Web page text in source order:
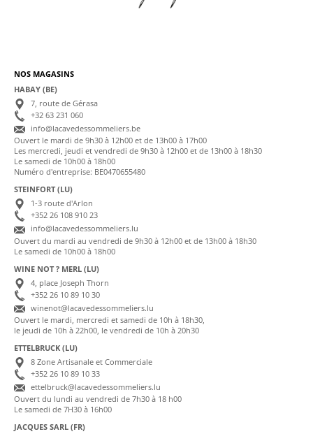
NOS MAGASINS
HABAY (BE)
7, route de Gérasa
+32 63 231 060
info@lacavedessommeliers.be
Ouvert le mardi de 9h30 à 12h00 et de 13h00 à 17h00
Les mercredi, jeudi et vendredi de 9h30 à 12h00 et de 13h00 à 18h30
Le samedi de 10h00 à 18h00
Numéro d'entreprise: BE0470655480
STEINFORT (LU)
1-3 route d'Arlon
+352 26 108 910 23
info@lacavedessommeliers.lu
Ouvert du mardi au vendredi de 9h30 à 12h00 et de 13h00 à 18h30
Le samedi de 10h00 à 18h00
WINE NOT ? MERL (LU)
4, place Joseph Thorn
+352 26 10 89 10 30
winenot@lacavedessommeliers.lu
Ouvert le mardi, mercredi et samedi de 10h à 18h30,
le jeudi de 10h à 22h00, le vendredi de 10h à 20h30
ETTELBRUCK (LU)
8 Zone Artisanale et Commerciale
+352 26 10 89 10 33
ettelbruck@lacavedessommeliers.lu
Ouvert du lundi au vendredi de 7h30 à 18 h00
Le samedi de 7H30 à 16h00
JACQUES SARL (FR)